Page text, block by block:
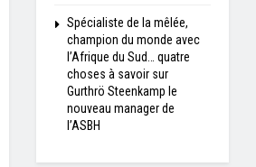
Spécialiste de la mêlée,
champion du monde avec
l’Afrique du Sud… quatre
choses à savoir sur
Gurthrö Steenkamp le
nouveau manager de
l’ASBH